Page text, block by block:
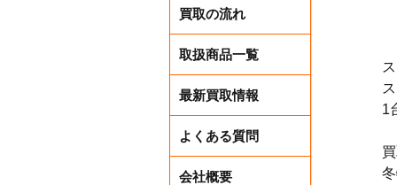
1
買取の流れ
取扱商品一覧
最新買取情報
よくある質問
会社概要